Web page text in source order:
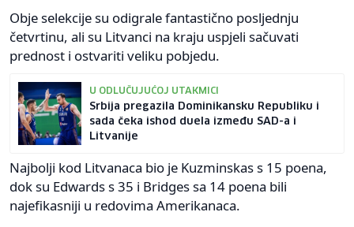
Obje selekcije su odigrale fantastično posljednju
četvrtinu, ali su Litvanci na kraju uspjeli sačuvati
prednost i ostvariti veliku pobjedu.
U ODLUČUJUĆOJ UTAKMICI
Srbija pregazila Dominikansku Republiku i
sada čeka ishod duela između SAD-a i
Litvanije
Najbolji kod Litvanaca bio je Kuzminskas s 15 poena,
dok su Edwards s 35 i Bridges sa 14 poena bili
najefikasniji u redovima Amerikanaca.